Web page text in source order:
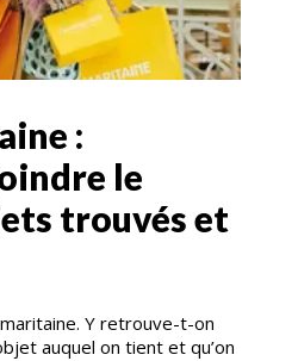
:
le
trouvés et
Y retrouve-t-on
auquel on tient et qu’on